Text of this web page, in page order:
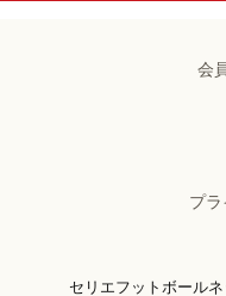
会
プ
セリエフットボール